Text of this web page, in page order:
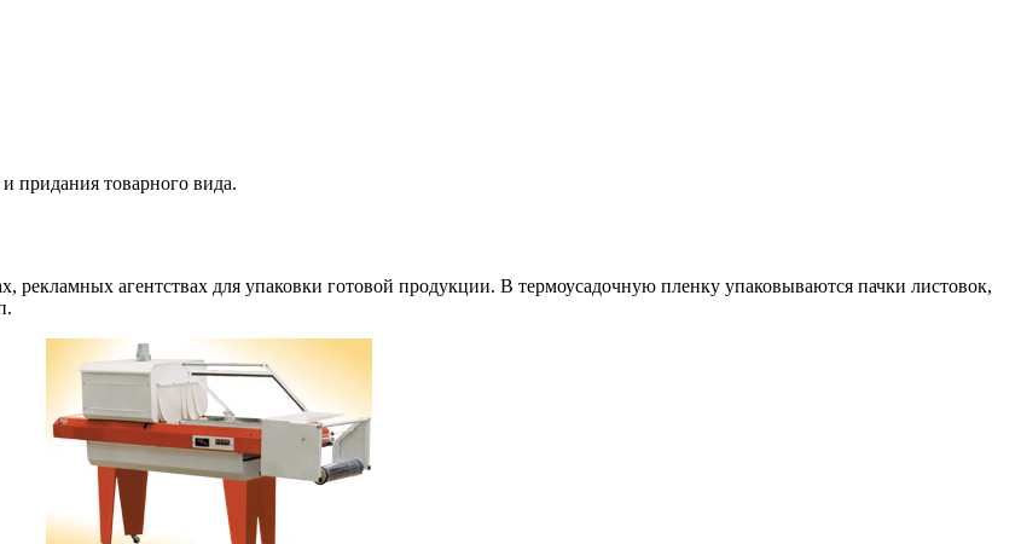
придания товарного вида.
агентствах для упаковки готовой продукции. В термоусадочную пленку упаковываются пачки листовок,